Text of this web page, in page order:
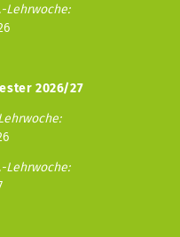
Lehrwoche:
2026/27
Lehrwoche: